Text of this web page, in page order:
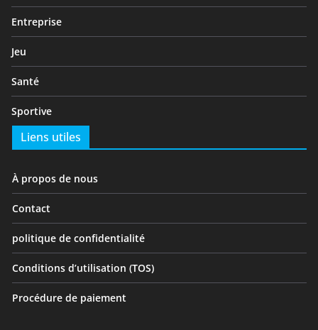
Entreprise
Jeu
Santé
Sportive
Liens utiles
À propos de nous
Contact
politique de confidentialité
Conditions d’utilisation (TOS)
Procédure de paiement